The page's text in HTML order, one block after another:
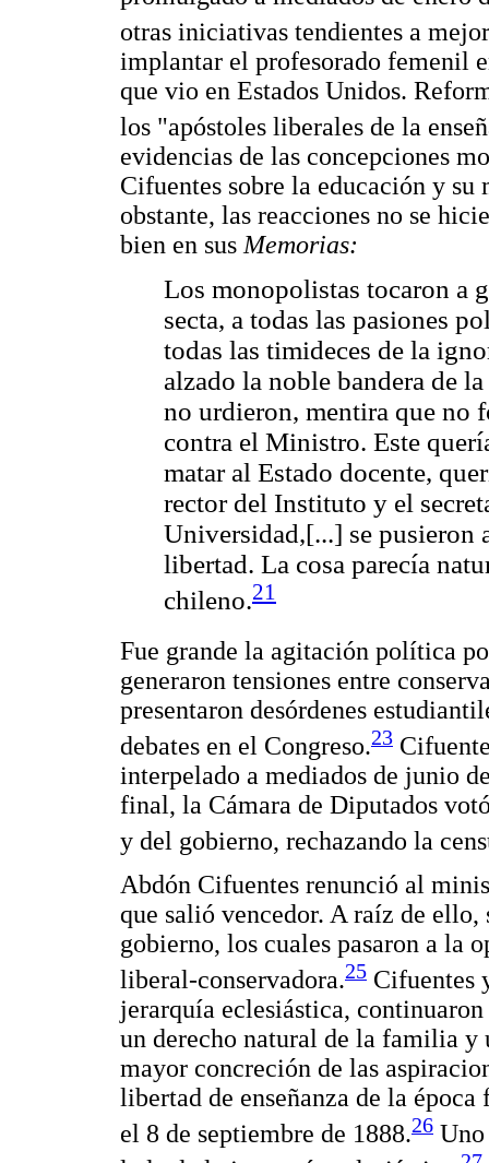
otras iniciativas tendientes a
implantar el profesorado femenil
que vio en Estados Unidos.
los "apóstoles liberales de la
evidencias de las concepciones
Cifuentes sobre la educación y
obstante, las reacciones no se
bien en sus Memorias:
Los monopolistas tocaron a
secta, a todas las pasiones
todas las timideces de la
alzado la noble bandera de
no urdieron, mentira que no
contra el Ministro. Este
matar al Estado docente,
rector del Instituto y el
Universidad,[...] se pusieron
libertad. La cosa parecía
chileno.21
Fue grande la agitación política
generaron tensiones entre
presentaron desórdenes
debates en el Congreso.23
interpelado a mediados de junio
final, la Cámara de Diputados
y del gobierno, rechazando la
Abdón Cifuentes renunció al
que salió vencedor. A raíz de
gobierno, los cuales pasaron a la
liberal-conservadora.25 Cifuentes
jerarquía eclesiástica,
un derecho natural de la familia
mayor concreción de las
libertad de enseñanza de la
el 8 de septiembre de 1888.26